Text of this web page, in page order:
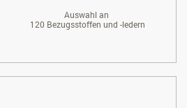
Auswahl an
120 Bezugsstoffen und -ledern